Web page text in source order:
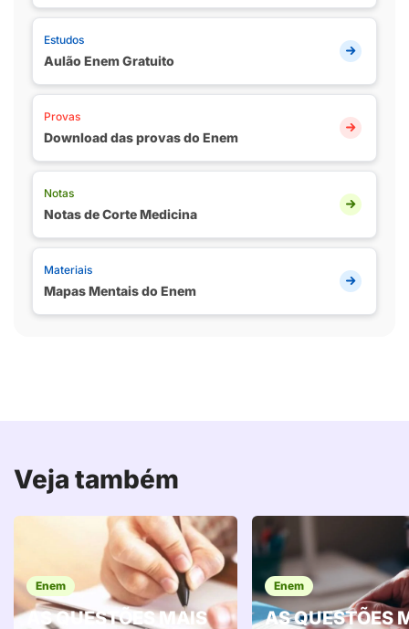
Estudos
Aulão Enem Gratuito
Provas
Download das provas do Enem
Notas
Notas de Corte Medicina
Materiais
Mapas Mentais do Enem
Veja também
Enem
AS QUESTÕES MAIS
Enem
AS QUESTÕES